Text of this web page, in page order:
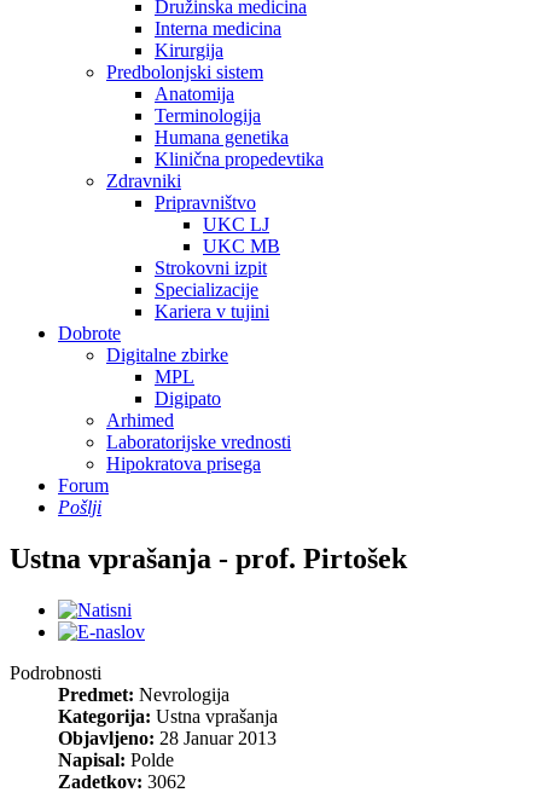
Družinska medicina
Interna medicina
Kirurgija
Predbolonjski sistem
Anatomija
Terminologija
Humana genetika
Klinična propedevtika
Zdravniki
Pripravništvo
UKC LJ
UKC MB
Strokovni izpit
Specializacije
Kariera v tujini
Dobrote
Digitalne zbirke
MPL
Digipato
Arhimed
Laboratorijske vrednosti
Hipokratova prisega
Forum
Pošlji
Ustna vprašanja - prof. Pirtošek
Podrobnosti
Predmet: Nevrologija
Kategorija: Ustna vprašanja
Objavljeno: 28 Januar 2013
Napisal: Polde
Zadetkov: 3062